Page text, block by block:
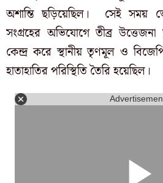
অশান্তি ছড়িয়েছিল। সেই সময়
সংগ্রহের অভিযোগে তীব্র
কেন্দ্র করে স্থানীয় তৃণমূল ও
হাতাহাতির পরিস্থিতি তৈরি হয়েছিল।